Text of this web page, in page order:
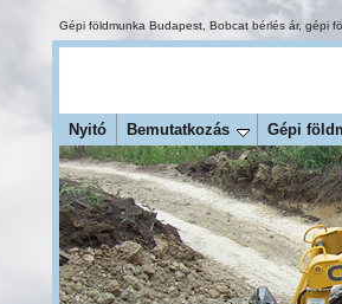
Gépi földmunka Budapest Bobcat bérlés ár, gépi
Nyitó Bemutatkozás Gépi